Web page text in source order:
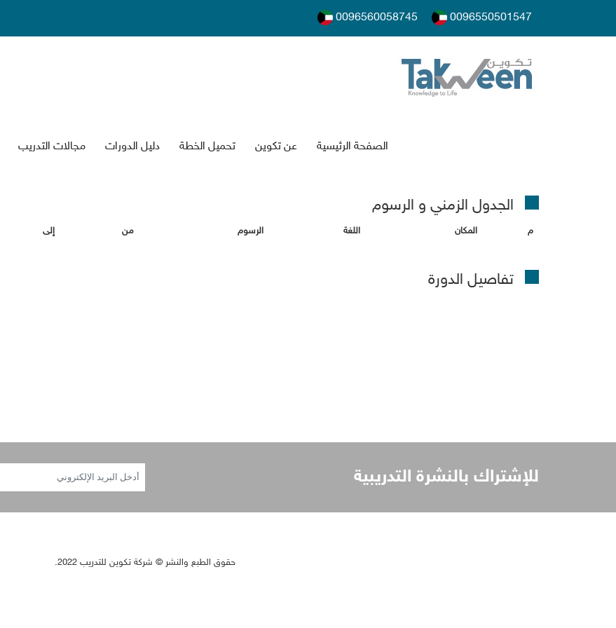
0096550501547
0096560058745
الصفحة الرئيسية عن تكوين تحميل الخطة دليل الدورات جالات التدريب
الجدول الزمني و الرسو
المكان اللغة الرسو ن إلى
تفاصيل الدورة
إشتراك بالنشرة التدريبية
حقوق الطبع والنشر © شركة تكوين للتدريب 2022.